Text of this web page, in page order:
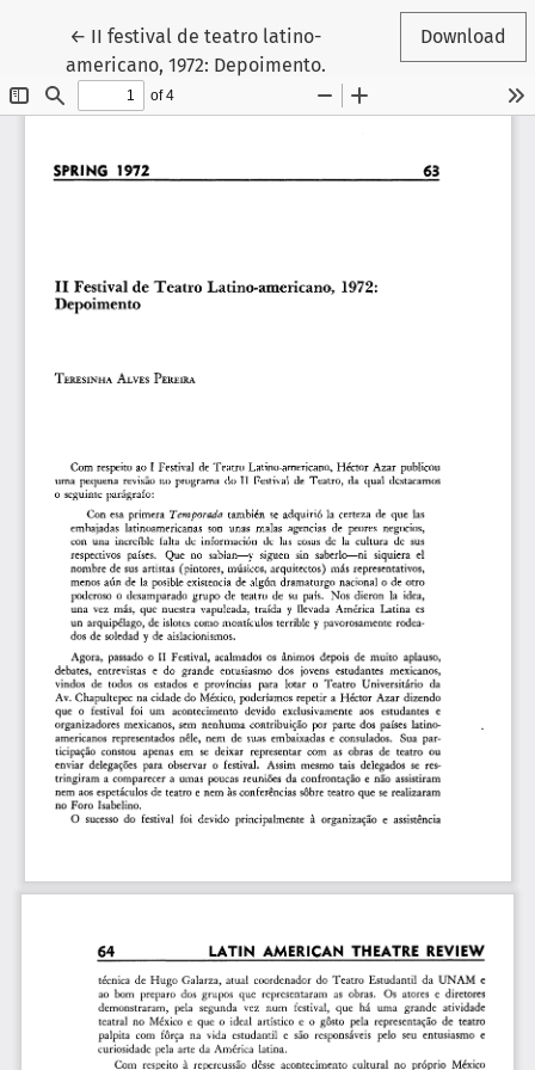
← Return to Article Details
II festival de teatro latino-
americano, 1972: Depoimento.
Download